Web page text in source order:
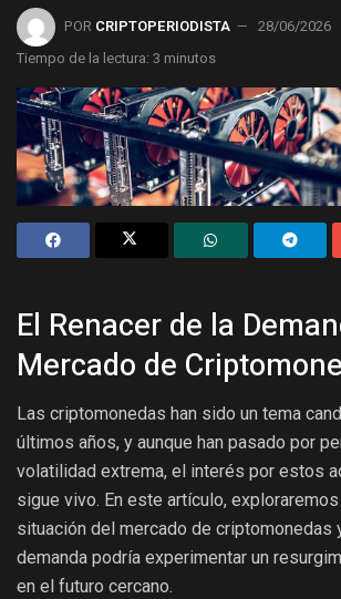
POR CRIPTOPERIODISTA
28/06/2026
Tiempo de la lectura: 3 minutos
El Renacer de la
Mercado de
Las criptomonedas han sido un tema
últimos años, y aunque han pasado por
volatilidad extrema, el interés por estos
sigue vivo. En este artículo, exploraremos
situación del mercado de criptomonedas
demanda podría experimentar un
en el futuro cercano.